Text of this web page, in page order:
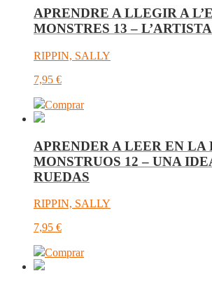
APRENDRE A LLEGIR A
MONSTRES 13 –
RIPPIN, SALLY
7,95 €
Comprar
APRENDER A LEER EN LA
MONSTRUOS 12 – UNA
RUEDAS
RIPPIN, SALLY
7,95 €
Comprar